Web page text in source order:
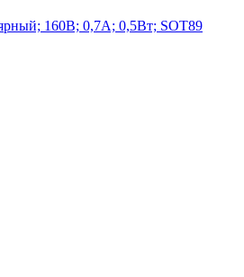
160В; 0,7А; 0,5Вт; SOT89